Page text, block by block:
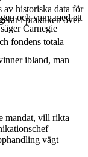
historiska data för
i praktiken över
fondens totala
och vann med ett
Carnegie
ibland, man
mandat, vill rikta
vägt